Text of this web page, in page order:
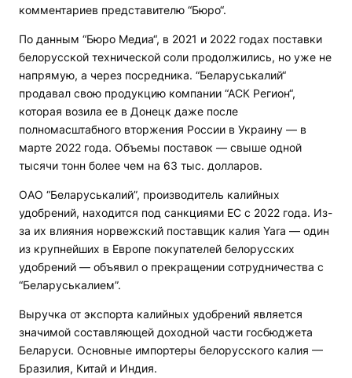
комментариев представителю “Бюро“.
По данным “Бюро Медиа“, в 2021 и 2022 годах поставки
белорусской технической соли продолжились, но уже не
напрямую, а через посредника. “Беларуськалий“
продавал свою продукцию компании “АСК Регион“,
которая возила ее в Донецк даже после
полномасштабного вторжения России в Украину — в
марте 2022 года. Объемы поставок — свыше одной
тысячи тонн более чем на 63 тыс. долларов.
ОАО “Беларуськалий”, производитель калийных
удобрений, находится под санкциями ЕС с 2022 года. Из-
за их влияния норвежский поставщик калия Yara — один
из крупнейших в Европе покупателей белорусских
удобрений — объявил о прекращении сотрудничества с
“Беларуськалием”.
Выручка от экспорта калийных удобрений является
значимой составляющей доходной части госбюджета
Беларуси. Основные импортеры белорусского калия —
Бразилия, Китай и Индия.